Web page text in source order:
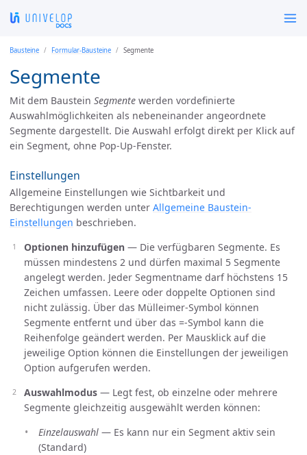
Bausteine Formular-Bausteine Segmente
Segmente
Mit dem Baustein Segmente werden vordefinierte
Auswahlmöglichkeiten als nebeneinander angeordnete
Segmente dargestellt. Die Auswahl erfolgt direkt per Klick auf
ein Segment, ohne Pop-Up-Fenster.
Einstellungen
Allgemeine Einstellungen wie Sichtbarkeit und
Berechtigungen werden unter Allgemeine Baustein-
Einstellungen beschrieben.
Optionen hinzufügen — Die verfügbaren Segmente. Es
müssen mindestens 2 und dürfen maximal 5 Segmente
angelegt werden. Jeder Segmentname darf höchstens 15
Zeichen umfassen. Leere oder doppelte Optionen sind
nicht zulässig. Über das Mülleimer-Symbol können
Segmente entfernt und über das =-Symbol kann die
Reihenfolge geändert werden. Per Mausklick auf die
jeweilige Option können die Einstellungen der jeweiligen
Option aufgerufen werden.
Auswahlmodus — Legt fest, ob einzelne oder mehrere
Segmente gleichzeitig ausgewählt werden können:
Einzelauswahl — Es kann nur ein Segment aktiv sein
(Standard)